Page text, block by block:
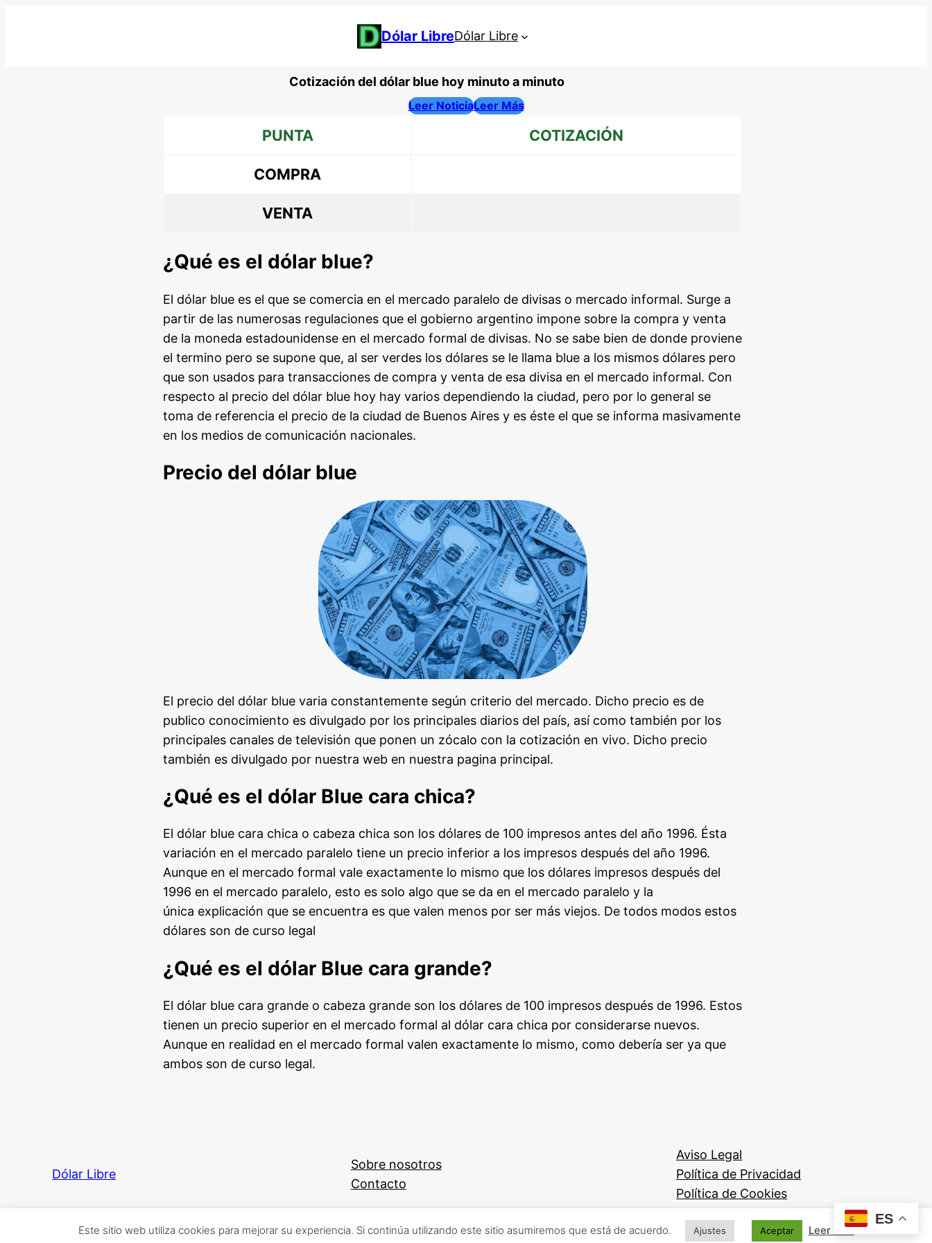
Dólar LibreDólar Libre
Cotización del dólar blue hoy minuto a minuto
Leer NoticiaLeer Más
PUNTA COTIZACIÓN
COMPRA
VENTA
¿Qué es el dólar blue?
El dólar blue es el que se comercia en el mercado paralelo de divisas o mercado informal. Surge a
partir de las numerosas regulaciones que el gobierno argentino impone sobre la compra y venta
de la moneda estadounidense en el mercado formal de divisas. No se sabe bien de donde proviene
el termino pero se supone que, al ser verdes los dólares se le llama blue a los mismos dólares pero
que son usados para transacciones de compra y venta de esa divisa en el mercado informal. Con
respecto al precio del dólar blue hoy hay varios dependiendo la ciudad, pero por lo general se
toma de referencia el precio de la ciudad de Buenos Aires y es éste el que se informa masivamente
en los medios de comunicación nacionales.
Precio del dólar blue
El precio del dólar blue varia constantemente según criterio del mercado. Dicho precio es de
publico conocimiento es divulgado por los principales diarios del país, así como también por los
principales canales de televisión que ponen un zócalo con la cotización en vivo. Dicho precio
también es divulgado por nuestra web en nuestra pagina principal.
¿Qué es el dólar Blue cara chica?
El dólar blue cara chica o cabeza chica son los dólares de 100 impresos antes del año 1996. Ésta
variación en el mercado paralelo tiene un precio inferior a los impresos después del año 1996.
Aunque en el mercado formal vale exactamente lo mismo que los dólares impresos después del
1996 en el mercado paralelo, esto es solo algo que se da en el mercado paralelo y la
única explicación que se encuentra es que valen menos por ser más viejos. De todos modos estos
dólares son de curso legal
¿Qué es el dólar Blue cara grande?
El dólar blue cara grande o cabeza grande son los dólares de 100 impresos después de 1996. Estos
tienen un precio superior en el mercado formal al dólar cara chica por considerarse nuevos.
Aunque en realidad en el mercado formal valen exactamente lo mismo, como debería ser ya que
ambos son de curso legal.
Dólar Libre
Sobre nosotros
Contacto
Aviso Legal
Política de Privacidad
Política de Cookies
Este sitio web utiliza cookies para mejorar su experiencia. Si continúa utilizando este sitio asumiremos que está de acuerdo. Ajustes Aceptar Leer más
ES